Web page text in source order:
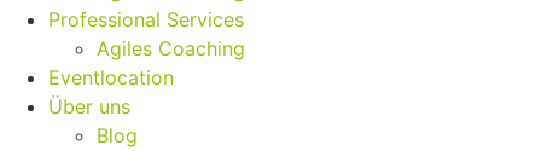
Professional Services
Agiles Coaching
Eventlocation
Über uns
Blog